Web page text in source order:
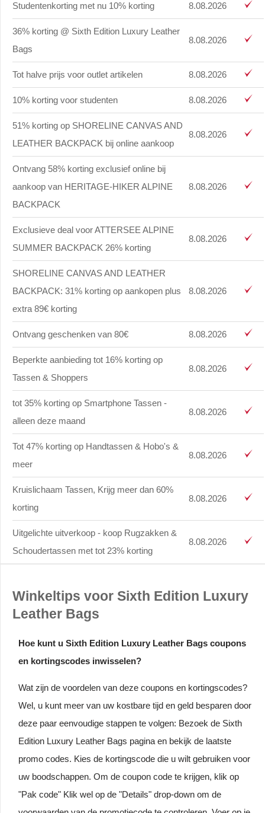
Studentenkorting met nu 10% korting 8.08.2026
36% korting @ Sixth Edition Luxury Leather
Bags
8.08.2026
Tot halve prijs voor outlet artikelen 8.08.2026
10% korting voor studenten 8.08.2026
51% korting op SHORELINE CANVAS AND
LEATHER BACKPACK bij online aankoop
8.08.2026
Ontvang 58% korting exclusief online bij
aankoop van HERITAGE-HIKER ALPINE
BACKPACK
8.08.2026
Exclusieve deal voor ATTERSEE ALPINE
SUMMER BACKPACK 26% korting
8.08.2026
SHORELINE CANVAS AND LEATHER
BACKPACK: 31% korting op aankopen plus
extra 89€ korting
8.08.2026
Ontvang geschenken van 80€ 8.08.2026
Beperkte aanbieding tot 16% korting op
Tassen & Shoppers
8.08.2026
tot 35% korting op Smartphone Tassen -
alleen deze maand
8.08.2026
Tot 47% korting op Handtassen & Hobo's &
meer
8.08.2026
Kruislichaam Tassen, Krijg meer dan 60%
korting
8.08.2026
Uitgelichte uitverkoop - koop Rugzakken &
Schoudertassen met tot 23% korting
8.08.2026
Winkeltips voor Sixth Edition Luxury
Leather Bags
Hoe kunt u Sixth Edition Luxury Leather Bags coupons
en kortingscodes inwisselen?
Wat zijn de voordelen van deze coupons en kortingscodes?
Wel, u kunt meer van uw kostbare tijd en geld besparen door
deze paar eenvoudige stappen te volgen: Bezoek de Sixth
Edition Luxury Leather Bags pagina en bekijk de laatste
promo codes. Kies de kortingscode die u wilt gebruiken voor
uw boodschappen. Om de coupon code te krijgen, klik op
"Pak code" Klik wel op de "Details" drop-down om de